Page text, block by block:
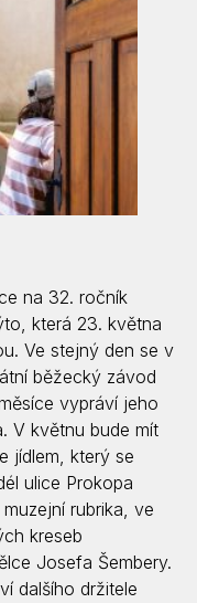
na 32. ročník
která 23. května
Ve stejný den se v
běžecký závod
vypráví jeho
V květnu bude mít
jídlem, který se
ulice Prokopa
rubrika, ve
kreseb
Josefa Šembery.
dalšího držitele